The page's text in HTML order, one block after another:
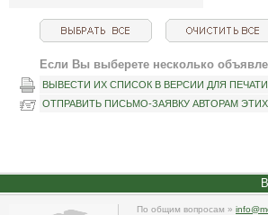
Если Вы выберете несколько
ВЫВЕСТИ ИХ СПИСОК В ВЕРСИИ ДЛЯ ПЕЧАТИ
ОТПРАВИТЬ ПИСЬМО-ЗАЯВКУ АВТОРАМ
По общим вопросам »